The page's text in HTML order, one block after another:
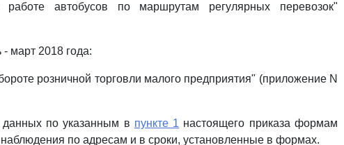
автобусов по маршрутам регулярных перевозок"
- март 2018 года:
розничной торговли малого предприятия" (приложение N
данных по указанным в пункте 1 настоящего приказа формам
наблюдения по адресам и в сроки, установленные в формах.